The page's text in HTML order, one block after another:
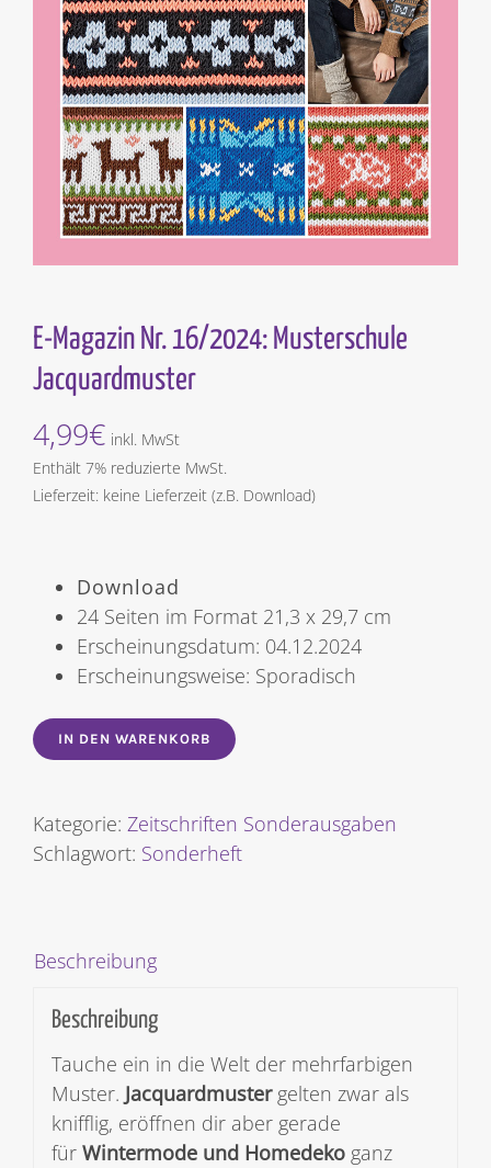
E-Magazin Nr. 16/2024: Musterschule
Jacquardmuster
4,99€ inkl. MwSt
Enthält 7% reduzierte MwSt.
Lieferzeit: keine Lieferzeit (z.B. Download)
Download
24 Seiten im Format 21,3 x 29,7 cm
Erscheinungsdatum: 04.12.2024
Erscheinungsweise: Sporadisch
IN DEN WARENKORB
Kategorie: Zeitschriften Sonderausgaben
Schlagwort: Sonderheft
Beschreibung
Beschreibung
Tauche ein in die Welt der mehrfarbigen
Muster. Jacquardmustergelten zwar als
knifflig, eröffnen dir aber gerade
für Wintermode und Homedekoganz